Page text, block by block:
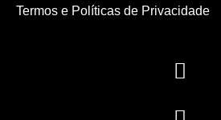
Termos e Políticas de Privacidade